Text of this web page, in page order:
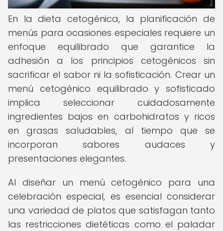
En la dieta cetogénica, la planificación de
menús para ocasiones especiales requiere un
enfoque equilibrado que garantice la
adhesión a los principios cetogénicos sin
sacrificar el sabor ni la sofisticación. Crear un
menú cetogénico equilibrado y sofisticado
implica seleccionar cuidadosamente
ingredientes bajos en carbohidratos y ricos
en grasas saludables, al tiempo que se
incorporan sabores audaces y
presentaciones elegantes.
Al diseñar un menú cetogénico para una
celebración especial, es esencial considerar
una variedad de platos que satisfagan tanto
las restricciones dietéticas como el paladar